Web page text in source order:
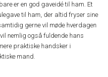
er en god gaveidé til ham. Et
til ham, der altid fryser sine
gerne vil møde hverdagen
nemlig også fuldende hans
praktiske handsker i
mand.